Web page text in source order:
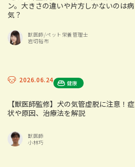
ン。大きさの違いや片方しかないのは病
気？
獣医師/ペット栄養管理士
岩切裕布
2026.06.24 健康
【獣医師監修】犬の気管虚脱に注意！症
状や原因、治療法を解説
獣医師
小林巧